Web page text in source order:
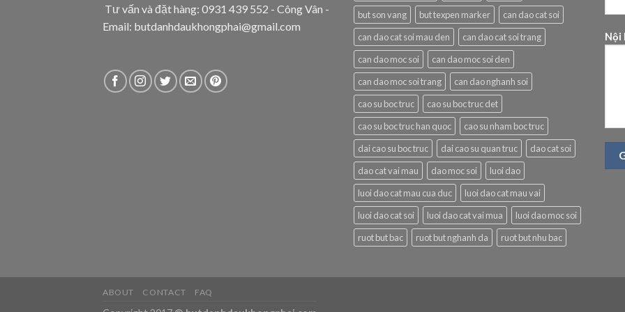
Tư vấn và đặt hàng: 0931 439 552 - Công Vân -
Email: butdanhdaukhongphai@gmail.com
but son vang but texpen marker
can dao cat soi
can dao cat soi mau den
can dao cat soi trang
can dao moc soi
can dao moc soi den
can dao moc soi trang
can dao nghanh soi
cao su boc truc
cao su boc truc det
cao su boc truc han quoc
cao su nham boc truc
dai cao su boc truc
dai cao su quan truc
dao cat soi
dao cat vai mau
dao moc soi
luoi dao
luoi dao cat mau cua duc
luoi dao cat mau vai
luoi dao cat soi
luoi dao cat vai mua
luoi dao moc soi
ruot but bac
ruot but nghanh da ruot but nhu bac
Nội
ABOUT CONTACT FAQ